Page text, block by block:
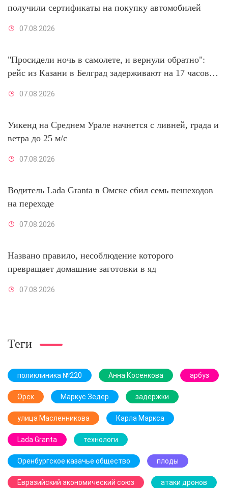
получили сертификаты на покупку автомобилей
07.08.2026
"Просидели ночь в самолете, и вернули обратно":
рейс из Казани в Белград задерживают на 17 часов
07.08.2026
Уикенд на Среднем Урале начнется с ливней, града и
ветра до 25 м/с
07.08.2026
Водитель Lada Granta в Омске сбил семь пешеходов
на переходе
07.08.2026
Названо правило, несоблюдение которого
превращает домашние заготовки в яд
07.08.2026
Теги
поликлиника №220 Анна Косенкова арбуз
Орск Маркус Зедер задержки
улица Масленникова Карла Маркса
Lada Granta технологи
Оренбургское казачье общество плоды
Евразийский экономический союз атаки дронов